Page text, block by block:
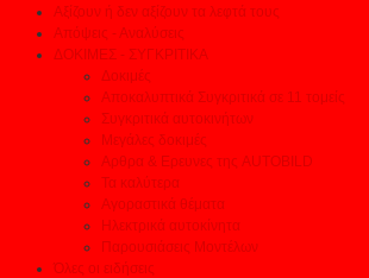
Αξίζουν ή δεν αξίζουν τα λεφτά τους
Απόψεις - Αναλύσεις
ΔΟΚΙΜΕΣ - ΣΥΓΚΡΙΤΙΚΑ
Δοκιμές
Αποκαλυπτικά Συγκριτικά σε 11 τομείς
Συγκριτικά αυτοκινήτων
Μεγάλες δοκιμές
Αρθρα & Ερευνες της AUTOBILD
Τα καλύτερα
Αγοραστικά θέματα
Ηλεκτρικά αυτοκίνητα
Παρουσιάσεις Μοντέλων
Όλες οι ειδήσεις